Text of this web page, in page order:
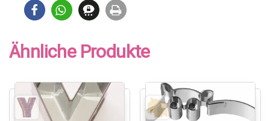
Ähnliche Produkte